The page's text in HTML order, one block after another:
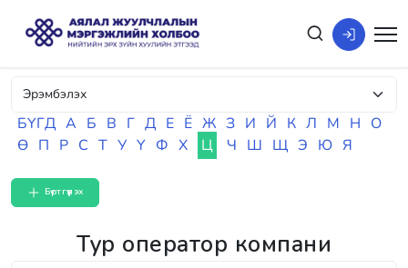
БҮГД А Б В Г Д Е Ё Ж З И Й К Л М Н О
Ө П Р С Т У Ү Ф Х Ц Ч Ш Щ Э Ю Я
Бүртгүүлэх
Тур оператор компани